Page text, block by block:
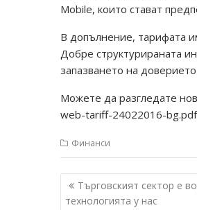
Mobile, които стават
В допълнение, тарифата
Добре структурираната
запазването на
Можете да разгледате
web-tariff-24022016-bg.pdf
Финанси
Навигация
Търговският сектор е
технологията у нас